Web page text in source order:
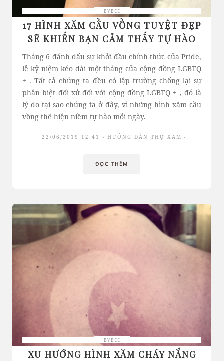
BYBEE
17 HÌNH XĂM CẦU VỒNG TUYỆT ĐẸP
SẼ KHIẾN BẠN CẢM THẤY TỰ HÀO
Tháng 6 đánh dấu sự khởi đầu chính thức của Pride,
lễ kỷ niệm kéo dài một tháng của cộng đồng LGBTQ
+ . Tất cả chúng ta đều có lập trường chống lại sự
phân biệt đối xử đối với cộng đồng LGBTQ + , đó là
lý do tại sao chúng ta ở đây, vì những hình xăm cầu
vồng thể hiện niềm tự hào mỗi ngày.
22/06/2019 12:41 HƯỚNG DẪN THỢ XĂM
ĐỌC THÊM
BYBEE
XU HƯỚNG HÌNH XĂM CHÁY NẮNG